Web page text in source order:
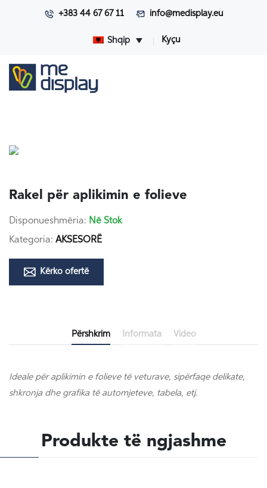
+383 44 67 67 11 info@medisplay.eu
Shqip Kyçu
Rakel për aplikimin e folieve
Disponueshmëria: Në Stok
Kategoria: AKSESORË
Kërko ofertë
Përshkrim Informata Video
Ideale për aplikimin e folieve të veturave, sipërfaqe delikate,
shkronja dhe grafika të automjeteve, tabela, etj.
Produkte të ngjashme